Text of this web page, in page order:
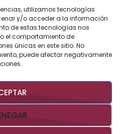
utilizamos tecnologías
y/o acceder a la información
de estas tecnologías nos
el comportamiento de
únicas en este sitio. No
puede afectar negativamente
«
Jul